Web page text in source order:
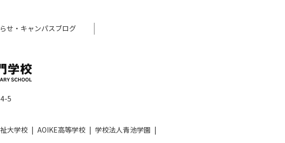
せ・キャンパスブログ
5
大学校 AOIKE高等学校 学校法人青池学園